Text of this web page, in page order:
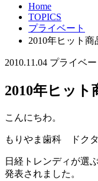
Home
TOPICS
プライベート
2010年ヒット商
2010.11.04 プライベー
2010年ヒット
こんにちわ。
もりやま歯科 ドクタ
日経トレンディが選
発表されました。